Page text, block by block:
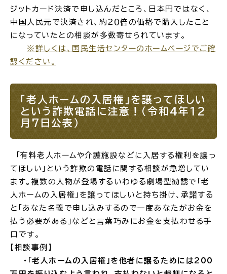
ジットカード決済で申し込んだところ、日本円ではなく、
中国人民元で決済され、約２０倍の価格で購入したこと
になっていたとの相談が多数寄せられています。
※詳しくは、国民生活センターのホームページでご確
認ください。
「老人ホームの入居権」を譲ってほしい
という詐欺電話に注意！（令和4年12
月7日公表）
「有料老人ホームや介護施設などに入居する権利を譲っ
てほしい」という詐欺の電話に関する相談が急増してい
ます。複数の人物が登場するいわゆる劇場型勧誘で「老
人ホームの入居権」を譲ってほしいと持ち掛け、承諾する
と「あなた名義で申し込みするので一度あなたがお金を
払う必要がある」などと言葉巧みにお金を支払わせる手
口です。
【相談事例】
・「老人ホームの入居権」を他者に譲るためには200